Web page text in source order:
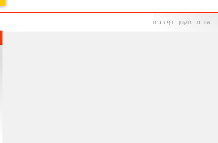
אודות תקנון דף הבית